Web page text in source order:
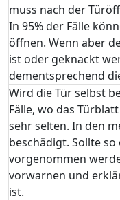
muss nach der
In 95% der Fälle
öffnen. Wenn aber
ist oder geknackt
dementsprechend
Wird die Tür selbst
Fälle, wo das
sehr selten. In den
beschädigt. Sollte
vorgenommen
vorwarnen und
ist.